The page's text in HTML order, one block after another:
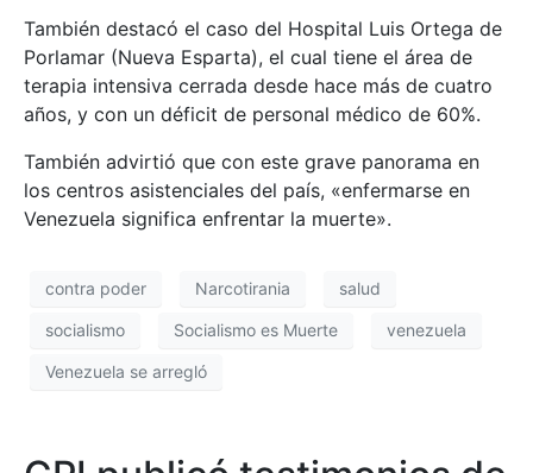
También destacó el caso del Hospital Luis Ortega de
Porlamar (Nueva Esparta), el cual tiene el área de
terapia intensiva cerrada desde hace más de cuatro
años, y con un déficit de personal médico de 60%.
También advirtió que con este grave panorama en
los centros asistenciales del país, «enfermarse en
Venezuela significa enfrentar la muerte».
contra poder Narcotirania salud
socialismo Socialismo es Muerte venezuela
Venezuela se arregló